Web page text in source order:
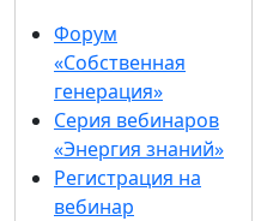
Форум
«Собственная
генерация»
Серия вебинаров
«Энергия знаний»
Регистрация на
вебинар